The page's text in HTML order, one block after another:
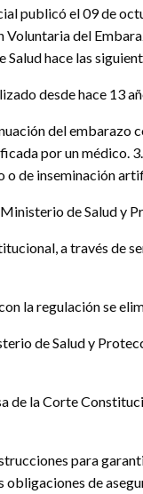
publicó el 09 de
del
hace las
desde hace 13
del
por un médico.
de inseminación
de Salud y
a través de
la regulación se
de Salud y
de la Corte
para
de